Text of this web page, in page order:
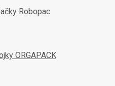
Robopac
ORGAPACK